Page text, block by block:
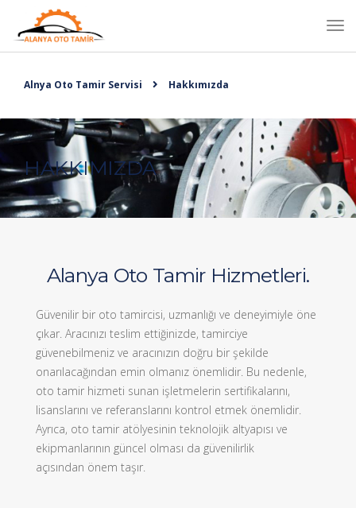
Alnya Oto Tamir Servisi Hakkımızda
HAKKIMIZDA
Alanya Oto Tamir Hizmetleri.
Güvenilir bir oto tamircisi, uzmanlığı ve deneyimiyle öne
çıkar. Aracınızı teslim ettiğinizde, tamirciye
güvenebilmeniz ve aracınızın doğru bir şekilde
onarılacağından emin olmanız önemlidir. Bu nedenle,
oto tamir hizmeti sunan işletmelerin sertifikalarını,
lisanslarını ve referanslarını kontrol etmek önemlidir.
Ayrıca, oto tamir atölyesinin teknolojik altyapısı ve
ekipmanlarının güncel olması da güvenilirlik
açısından önem taşır.